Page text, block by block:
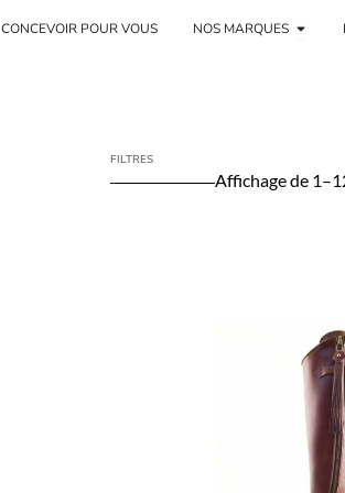
CONCEVOIR POUR VOUS NOS MARQUES
FILTRES
Affichage de